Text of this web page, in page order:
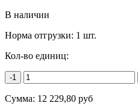
В наличии
Норма отгрузки: 1 шт.
Кол-во единиц:
-1
Сумма: 12 229,80 руб